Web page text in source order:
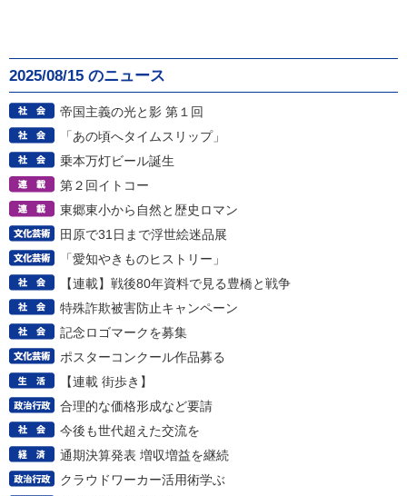
2025/08/15 のニュース
帝国主義の光と影 第１回
「あの頃へタイムスリップ」
乗本万灯ビール誕生
第２回イトコー
東郷東小から自然と歴史ロマン
田原で31日まで浮世絵迷品展
「愛知やきものヒストリー」
【連載】戦後80年資料で見る豊橋と戦争
特殊詐欺被害防止キャンペーン
記念ロゴマークを募集
ポスターコンクール作品募る
【連載 街歩き】
合理的な価格形成など要請
今後も世代超えた交流を
通期決算発表 増収増益を継続
クラウドワーカー活用術学ぶ